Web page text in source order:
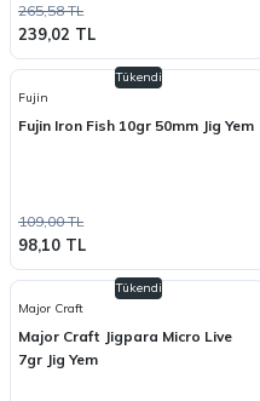
265,58 TL
239,02 TL
Tükendi
Fujin
Fujin Iron Fish 10gr 50mm Jig Yem
109,00 TL
98,10 TL
Tükendi
Major Craft
Major Craft Jigpara Micro Live
7gr Jig Yem